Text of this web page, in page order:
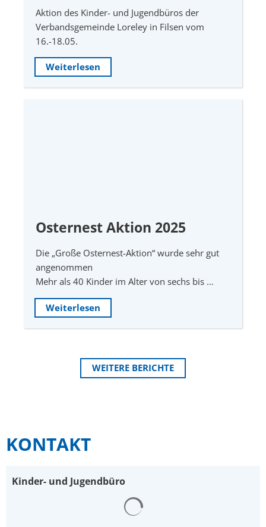
Aktion des Kinder- und Jugendbüros der
Verbandsgemeinde Loreley in Filsen vom
16.-18.05.
Weiterlesen
Osternest Aktion 2025
Die „Große Osternest-Aktion“ wurde sehr gut
angenommen
Mehr als 40 Kinder im Alter von sechs bis …
Weiterlesen
WEITERE BERICHTE
KONTAKT
Kinder- und Jugendbüro